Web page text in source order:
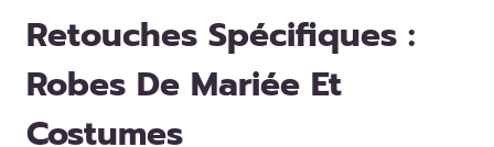
Retouches Spécifiques :
Robes De Mariée Et
Costumes